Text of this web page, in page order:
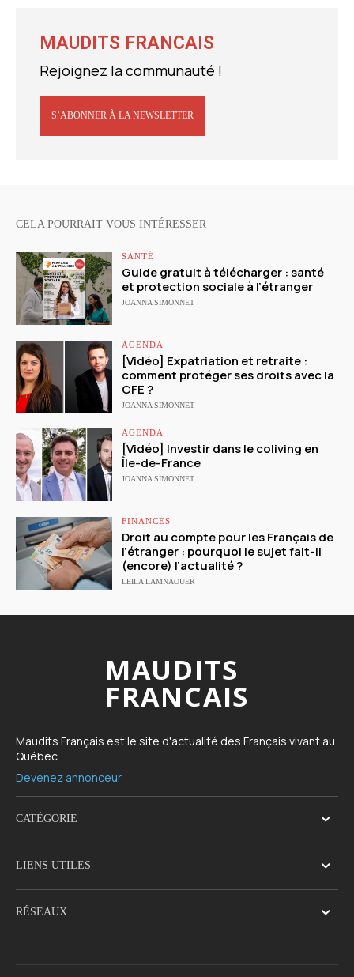
MAUDITS FRANCAIS
Rejoignez la communauté !
S’ABONNER À LA NEWSLETTER
CELA POURRAIT VOUS INTÉRESSER
SANTÉ
Guide gratuit à télécharger : santé
et protection sociale à l’étranger
JOANNA SIMONNET
AGENDA
[Vidéo] Expatriation et retraite :
comment protéger ses droits avec la
CFE ?
JOANNA SIMONNET
AGENDA
[Vidéo] Investir dans le coliving en
Île-de-France
JOANNA SIMONNET
FINANCES
Droit au compte pour les Français de
l’étranger : pourquoi le sujet fait-il
(encore) l’actualité ?
LEILA LAMNAOUER
MAUDITS
FRANCAIS
Maudits Français est le site d'actualité des Français vivant au
Québec.
Devenez annonceur
CATÉGORIE
LIENS UTILES
RÉSEAUX